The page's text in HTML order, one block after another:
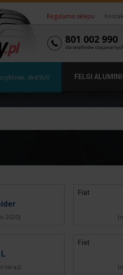
Regulamin sklepu
801 002 990
dla telefonów
4x4/SUV FELGI
2020)
Fiat
teraz)
Fiat